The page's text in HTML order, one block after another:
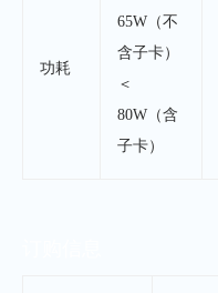
功耗
65W （不
含子卡）
＜
80W （含
子卡）